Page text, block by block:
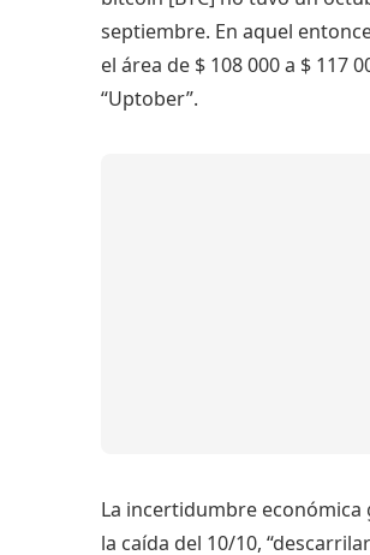
septiembre. En aquel
el área de $ 108 000 a $ 117
“Uptober”.
La incertidumbre
la caída del 10/10,